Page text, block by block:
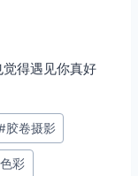
得遇见你真好
胶卷摄影
色彩